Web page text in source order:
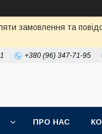
замовлення та
+380 (96) 347-71-95
ПРО НАС